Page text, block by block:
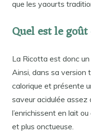
que les yaourts
Quel est le
La Ricotta est donc un
Ainsi, dans sa version
calorique et présente
saveur acidulée
l’enrichissent en lait
et plus onctueuse.